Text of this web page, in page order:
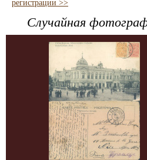
регистрации >>
Случайная